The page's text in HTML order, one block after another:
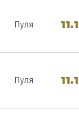
Пуля
Пуля